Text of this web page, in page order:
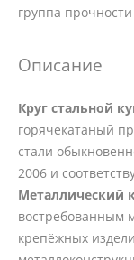
группа
Описание
Круг стальной
горячекатаный
стали
2006 и
Металлический
востребованным
крепёжных